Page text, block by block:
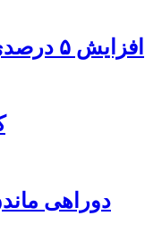
افزایش ۵ درصدی ظرفیت قطارهای اربعین
دوراهی